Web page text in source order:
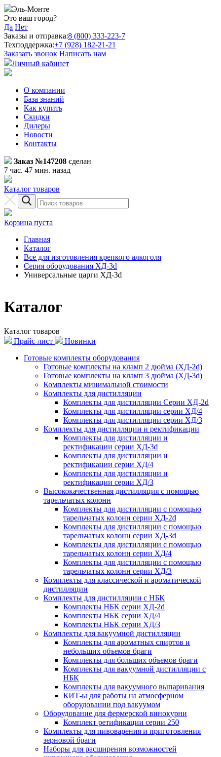
Эль-Монте
Это ваш город?
Да Нет
Заказы и отправка:8 (800) 333-223-7
Техподдержка:+7 (928) 182-21-21
Заказать звонок Написать нам
Личный кабинет
О компании
База знаний
Как купить
Скидки
Дилеры
Новости
Контакты
Заказ №147208 сделан
7 час. 47 мин. назад
Каталог товаров
Корзина пуста
Главная
Каталог
Все для изготовления крепкого алкоголя
Серия оборудования ХД-3d
Универсальные царги ХД-3d
Каталог
Каталог товаров
Прайс-лист
Новинки
Готовые комплекты оборудования
Готовые комплекты на кламп 2 дюйма (ХД-2d)
Готовые комплекты на кламп 3 дюйма (ХД-3d)
Комплекты минимальной стоимости
Комплекты для дистилляции
Комплекты для дистилляции Серии ХД-2d
Комплекты для дистилляции серии ХД/4
Комплекты для дистилляции серии ХД/3
Комплекты для дистилляции и ректификации
Комплекты для дистилляции и
ректификации серии ХД-3d
Комплекты для дистилляции и
ректификации серии ХД/4
Комплекты для дистилляции и
ректификации серии ХД/3
Высококачественная дистилляция с помощью
тарельчатых колонн
Комплекты для дистилляции с помощью
тарельчатых колонн серии ХД-2d
Комплекты для дистилляции с помощью
тарельчатых колонн серии ХД-3d
Комплекты для дистилляции с помощью
тарельчатых колонн серии ХД/4
Комплекты для дистилляции с помощью
тарельчатых колонн серии ХД/3
Комплекты для классической и ароматической
дистилляции
Комплекты для дистилляции с НБК
Комплекты НБК серии ХД-2d
Комплекты НБК серии ХД/4
Комплекты НБК серии ХД/3
Комплекты для вакуумной дистилляции
Комплекты для ароматных спиртов и
небольших объемов браги
Комплекты для больших объемов браги
Комплекты для вакуумной дистилляции с
НБК
Комплекты для вакуумного выпаривания
КИТ-ы для работы на атмосферном
оборудовании под вакуумом
Оборудование для фермерской винокурни
Комплект ретификации серии 250
Комплекты для пивоварения и приготовления
зерновой браги
Наборы для расширения возможностей